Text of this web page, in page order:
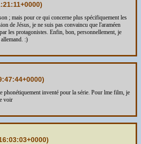
)
; mais pour ce qui concerne plus spécifiquement les
de Jésus, je ne suis pas convaincu que l'araméen
les protagonistes. Enfin, bon, personnellement, je
:)
)
phonétiquement inventé pour la série. Pour lme film, je
voir
)